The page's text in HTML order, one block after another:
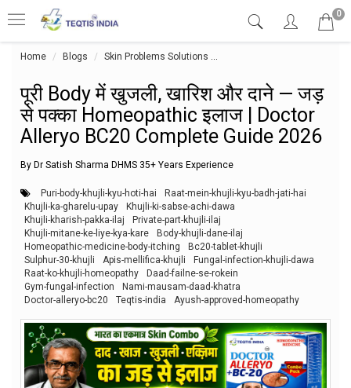
0
Home Blogs Skin Problems Solutions
पूरी Body में खुजली, खारिश और दाने — जड़
से पक्का Homeopathic इलाज | Doctor
Alleryo BC20 Complete Guide 2026
By Dr Satish Sharma DHMS 35+ Years Experience
Puri-body-khujli-kyu-hoti-hai
Raat-mein-khujli-kyu-badh-jati-hai
Khujli-ka-gharelu-upay
Khujli-ki-sabse-achi-dawa
Khujli-kharish-pakka-ilaj
Private-part-khujli-ilaj
Khujli-mitane-ke-liye-kya-kare
Body-khujli-dane-ilaj
Homeopathic-medicine-body-itching
Bc20-tablet-khujli
Sulphur-30-khujli
Apis-mellifica-khujli
Fungal-infection-khujli-dawa
Raat-ko-khujli-homeopathy
Daad-failne-se-rokein
Gym-fungal-infection
Nami-mausam-daad-khatra
Doctor-alleryo-bc20
Teqtis-india Ayush-approved-homeopathy